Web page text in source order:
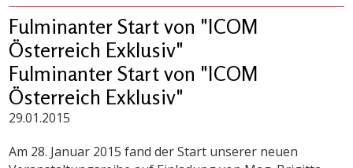
Fulminanter Start von "ICOM
Österreich Exklusiv"
Fulminanter Start von "ICOM
Österreich Exklusiv"
29.01.2015
Am 28. Januar 2015 fand der Start unserer neuen